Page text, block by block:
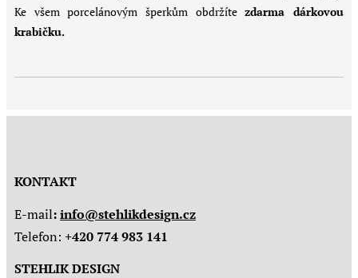
Ke všem porcelánovým šperkům obdržítezdarma dárkovou
krabičku.
KONTAKT
E-mail:info@stehlikdesign.cz
Telefon: +420 774 983 141
STEHLIK DESIGN